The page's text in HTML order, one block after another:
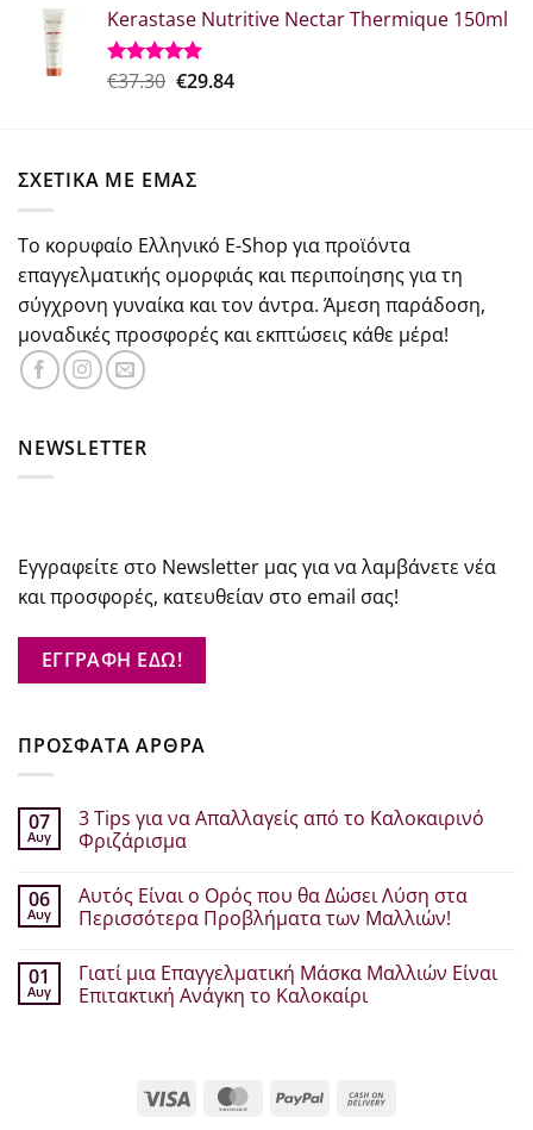
από 5
was:
€26.50.
τιμή
€18.50.
Kerastase Nutritive Nectar Thermique 150ml
Βαθμολογήθηκε
€37.30 Original
€29.84Η
ΣΧΕΤΙΚΑ ΜΕ ΕΜΑΣ
Το κορυφαίο Ελληνικό E-Shop για προϊόντα
επαγγελματικής ομορφιάς και περιποίησης για τη
σύγχρονη γυναίκα και τον άντρα. Άμεση παράδοση,
μοναδικές προσφορές και εκπτώσεις κάθε μέρα!
NEWSLETTER
Εγγραφείτε στο Newsletter μας για να λαμβάνετε νέα
και προσφορές, κατευθείαν στο email σας!
ΕΓΓΡΑΦΗ ΕΔΩ!
ΠΡΟΣΦΑΤΑ ΑΡΘΡΑ
07
Αυγ
3 Tips για να Απαλλαγείς από το Καλοκαιρινό
Φριζάρισμα
σχόλια
στο
3
να
Απαλλαγείς
από
06
Αυγ
Αυτός Είναι ο Ορός που θα Δώσει Λύση στα
Περισσότερα Προβλήματα των Μαλλιών!
σχόλια
στο
Αυτός
01
Αυγ
Γιατί μια Επαγγελματική Μάσκα Μαλλιών Είναι
Επιτακτική Ανάγκη το Καλοκαίρι
Επαγγελματική
Visa MasterCardPayPal